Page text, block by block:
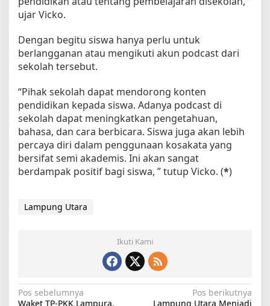
ujar Vicko.
Dengan begitu siswa hanya perlu untuk
berlangganan atau mengikuti akun podcast dari
sekolah tersebut.
“Pihak sekolah dapat mendorong konten
pendidikan kepada siswa. Adanya podcast di
sekolah dapat meningkatkan pengetahuan,
bahasa, dan cara berbicara. Siswa juga akan lebih
percaya diri dalam penggunaan kosakata yang
bersifat semi akademis. Ini akan sangat
berdampak positif bagi siswa, ” tutup Vicko. (*)
Lampung Utara
Ikuti Kami
N
Pos sebelumnya
Waket TP-PKK Lampura,
Pos berikutnya
Lampung Utara Menjadi